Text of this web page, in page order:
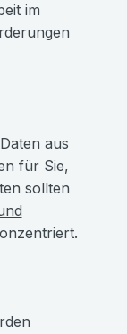
im
aus
für Sie,
sollten